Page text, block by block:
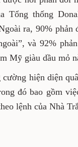
Tổng thống
ra, 90%
và 92%
Mỹ giàu dầu mỏ
hiện diện
đó bao gồm
lệnh của Nhà